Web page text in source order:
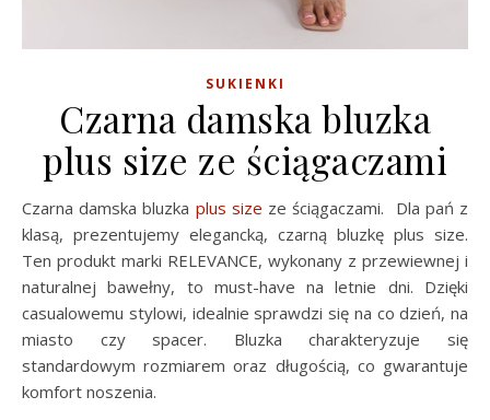
SUKIENKI
Czarna damska bluzka
plus size ze ściągaczami
Czarna damska bluzka plus size ze ściągaczami. Dla pań z
klasą, prezentujemy elegancką, czarną bluzkę plus size.
Ten produkt marki RELEVANCE, wykonany z przewiewnej i
naturalnej bawełny, to must-have na letnie dni. Dzięki
casualowemu stylowi, idealnie sprawdzi się na co dzień, na
miasto czy spacer. Bluzka charakteryzuje się
standardowym rozmiarem oraz długością, co gwarantuje
komfort noszenia.